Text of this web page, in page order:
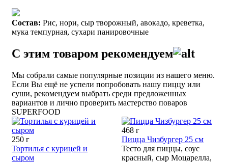
Состав: Рис, нори, сыр творожный, авокадо, креветка,
мука темпурная, сухари панировочные
С этим товаром рекомендуем
Мы собрали самые популярные позиции из нашего меню.
Если Вы ещё не успели попробовать нашу пиццу или
суши, рекомендуем выбрать среди предложенных
вариантов и лично проверить мастерство поваров
SUPERFOOD
250 г
Тортилья с курицей и
сыром
468 г
Пицца Чизбургер 25 см
Тесто для пиццы, соус
красный, сыр Моцарелла,